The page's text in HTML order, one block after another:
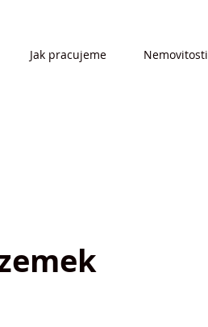
Jak pracujeme Nemovitosti